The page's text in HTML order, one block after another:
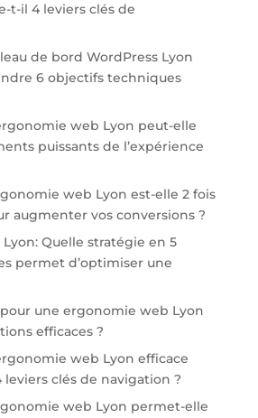
t-il 4 leviers clés de
de bord WordPress Lyon
6 objectifs techniques
web Lyon peut-elle
puissants de l’expérience
web Lyon est-elle 2 fois
augmenter vos conversions ?
Quelle stratégie en 5
permet d’optimiser une
pour une ergonomie web Lyon
efficaces ?
web Lyon efficace
clés de navigation ?
web Lyon permet-elle